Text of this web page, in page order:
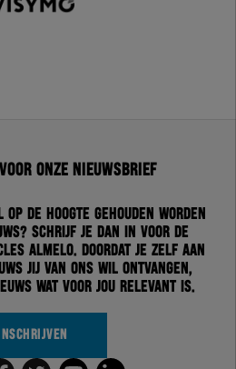
onze nieuwsbrief
de hoogte gehouden worden
Schrijf je dan in voor de
Almelo. Doordat je zelf aan
jij van ons wil ontvangen,
wat voor jou relevant is.
INSCHRIJVEN